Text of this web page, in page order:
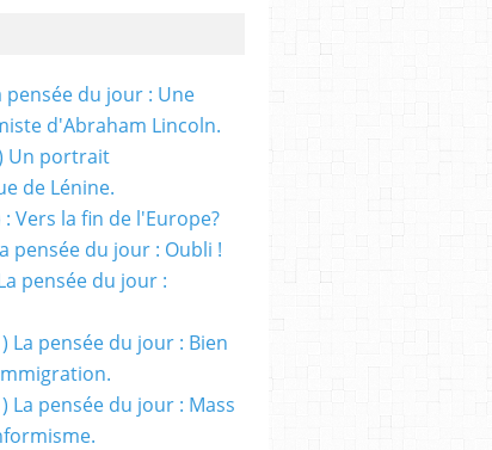
pensée du jour : Une
d'Abraham Lincoln.
Un portrait
de Lénine.
: Vers la fin de l'Europe?
pensée du jour : Oubli !
pensée du jour :
La pensée du jour : Bien
La pensée du jour : Mass